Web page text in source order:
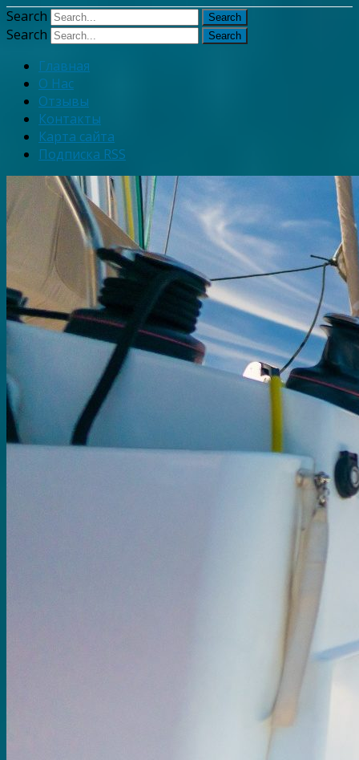
Search
Search
Главная
О Нас
Отзывы
Контакты
Карта сайта
Подписка RSS
Узнать больше. Хорошо,